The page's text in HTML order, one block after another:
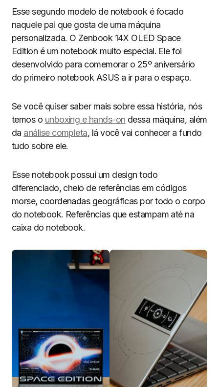
Esse segundo modelo de notebook é focado
naquele pai que gosta de uma máquina
personalizada. O Zenbook 14X OLED Space
Edition é um notebook muito especial. Ele foi
desenvolvido para comemorar o 25º aniversário
do primeiro notebook ASUS a ir para o espaço.
Se você quiser saber mais sobre essa história, nós
temos o unboxing e hands-on dessa máquina, além
da análise completa, lá você vai conhecer a fundo
tudo sobre ele.
Esse notebook possui um design todo
diferenciado, cheio de referências em códigos
morse, coordenadas geográficas por todo o corpo
do notebook. Referências que estampam até na
caixa do notebook.